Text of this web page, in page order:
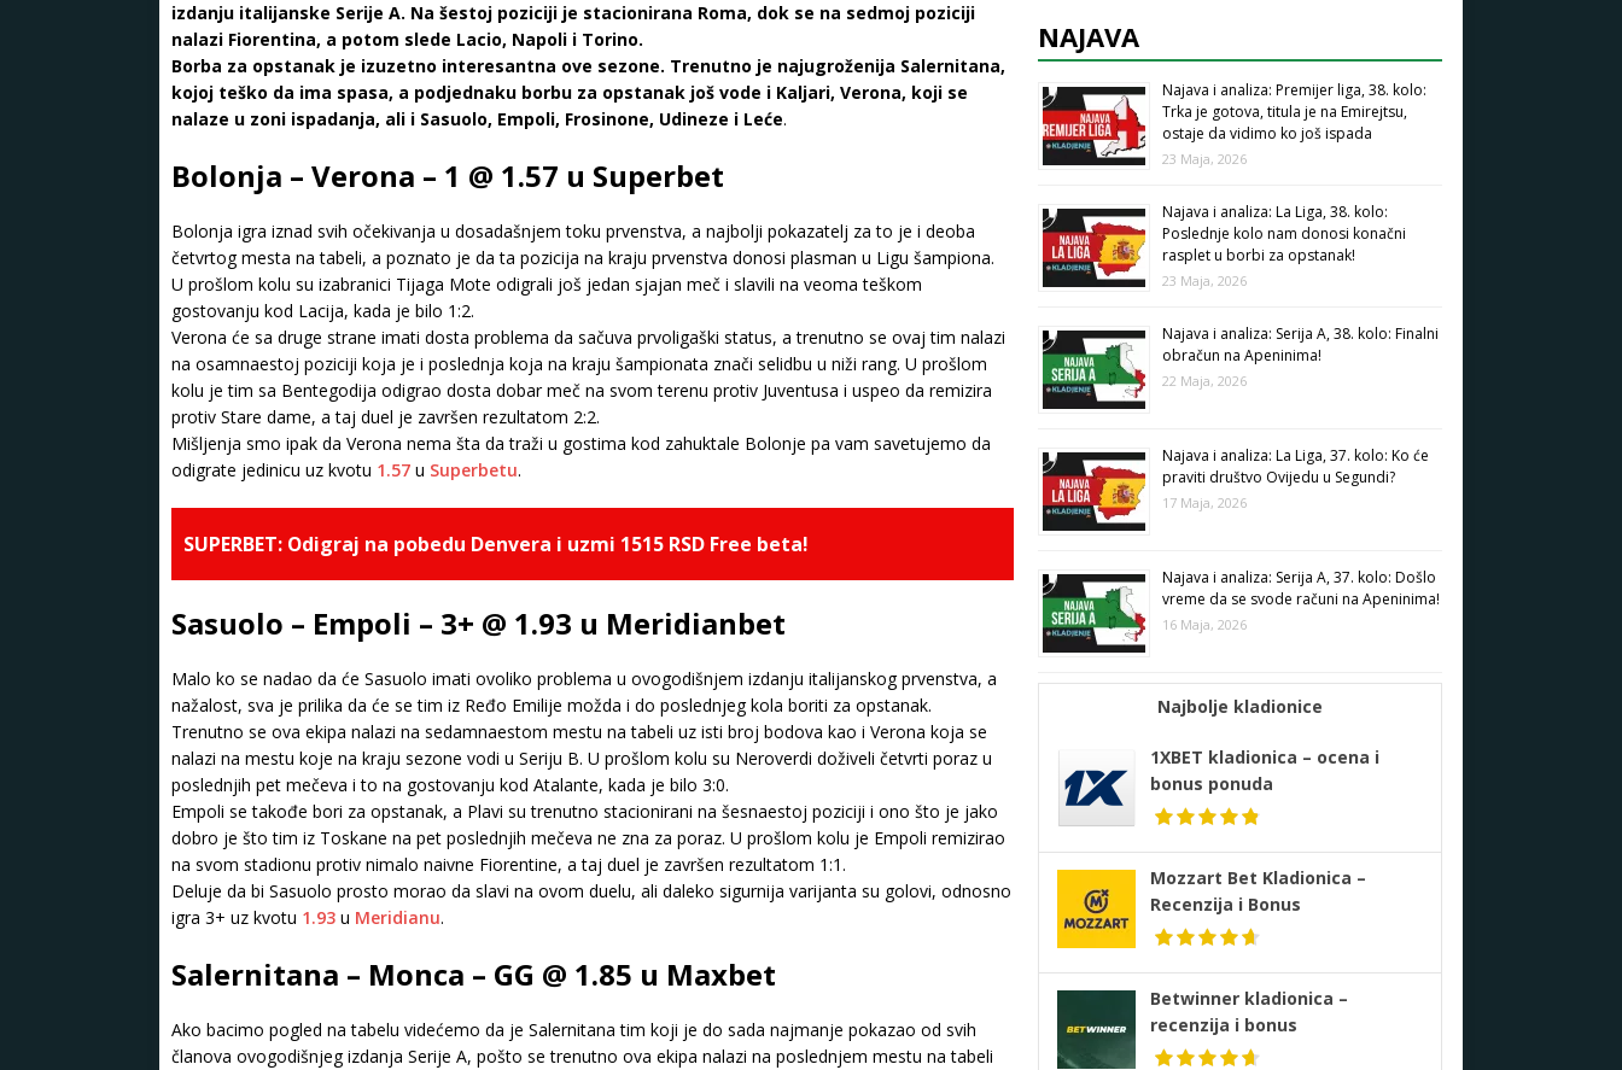
izdanju italijanske Serije A. Na šestoj poziciji je stacionirana Roma, dok se na sedmoj poziciji
nalazi Fiorentina, a potom slede Lacio, Napoli i Torino.
Borba za opstanak je izuzetno interesantna ove sezone. Trenutno je najugroženija Salernitana,
kojoj teško da ima spasa, a podjednaku borbu za opstanak još vode i Kaljari, Verona, koji se
nalaze u zoni ispadanja, ali i Sasuolo, Empoli, Frosinone, Udineze i Leće.
Bolonja – Verona – 1 @ 1.57 u Superbet
Bolonja igra iznad svih očekivanja u dosadašnjem toku prvenstva, a najbolji pokazatelj za to je i deoba
četvrtog mesta na tabeli, a poznato je da ta pozicija na kraju prvenstva donosi plasman u Ligu šampiona.
U prošlom kolu su izabranici Tijaga Mote odigrali još jedan sjajan meč i slavili na veoma teškom
gostovanju kod Lacija, kada je bilo 1:2.
Verona će sa druge strane imati dosta problema da sačuva prvoligaški status, a trenutno se ovaj tim nalazi
na osamnaestoj poziciji koja je i poslednja koja na kraju šampionata znači selidbu u niži rang. U prošlom
kolu je tim sa Bentegodija odigrao dosta dobar meč na svom terenu protiv Juventusa i uspeo da remizira
protiv Stare dame, a taj duel je završen rezultatom 2:2.
Mišljenja smo ipak da Verona nema šta da traži u gostima kod zahuktale Bolonje pa vam savetujemo da
odigrate jedinicu uz kvotu 1.57 u Superbetu.
SUPERBET: Odigraj na pobedu Denvera i uzmi 1515 RSD Free beta!
Sasuolo – Empoli – 3+ @ 1.93 u Meridianbet
Malo ko se nadao da će Sasuolo imati ovoliko problema u ovogodišnjem izdanju italijanskog prvenstva, a
nažalost, sva je prilika da će se tim iz Ređo Emilije možda i do poslednjeg kola boriti za opstanak.
Trenutno se ova ekipa nalazi na sedamnaestom mestu na tabeli uz isti broj bodova kao i Verona koja se
nalazi na mestu koje na kraju sezone vodi u Seriju B. U prošlom kolu su Neroverdi doživeli četvrti poraz u
poslednjih pet mečeva i to na gostovanju kod Atalante, kada je bilo 3:0.
Empoli se takođe bori za opstanak, a Plavi su trenutno stacionirani na šesnaestoj poziciji i ono što je jako
dobro je što tim iz Toskane na pet poslednjih mečeva ne zna za poraz. U prošlom kolu je Empoli remizirao
na svom stadionu protiv nimalo naivne Fiorentine, a taj duel je završen rezultatom 1:1.
Deluje da bi Sasuolo prosto morao da slavi na ovom duelu, ali daleko sigurnija varijanta su golovi, odnosno
igra 3+ uz kvotu 1.93 u Meridianu.
Salernitana – Monca – GG @ 1.85 u Maxbet
Ako bacimo pogled na tabelu videćemo da je Salernitana tim koji je do sada najmanje pokazao od svih
članova ovogodišnjeg izdanja Serije A, pošto se trenutno ova ekipa nalazi na poslednjem mestu na tabeli
NAJAVA
Najava i analiza: Premijer liga, 38. kolo:
Trka je gotova, titula je na Emirejtsu,
ostaje da vidimo ko još ispada
23 Maja, 2026
Najava i analiza: La Liga, 38. kolo:
Poslednje kolo nam donosi konačni
rasplet u borbi za opstanak!
23 Maja, 2026
Najava i analiza: Serija A, 38. kolo: Finalni
obračun na Apeninima!
22 Maja, 2026
Najava i analiza: La Liga, 37. kolo: Ko će
praviti društvo Ovijedu u Segundi?
17 Maja, 2026
Najava i analiza: Serija A, 37. kolo: Došlo
vreme da se svode računi na Apeninima!
16 Maja, 2026
Najbolje kladionice
1XBET kladionica – ocena i
bonus ponuda
Mozzart Bet Kladionica –
Recenzija i Bonus
Betwinner kladionica –
recenzija i bonus